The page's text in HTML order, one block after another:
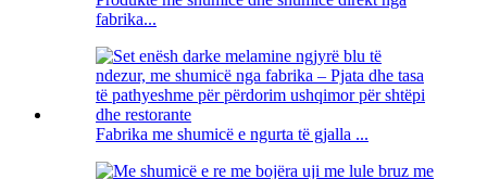
fabrika...
Fabrika me shumicë e ngurta të gjalla ...